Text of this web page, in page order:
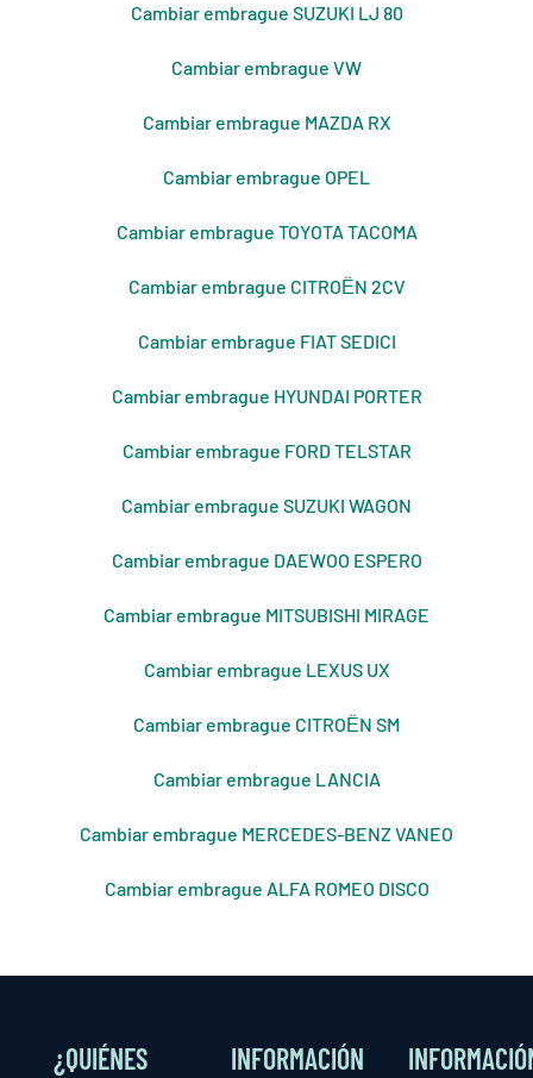
Cambiar embrague SUZUKI LJ 80
Cambiar embrague VW
Cambiar embrague MAZDA RX
Cambiar embrague OPEL
Cambiar embrague TOYOTA TACOMA
Cambiar embrague CITROЁN 2CV
Cambiar embrague FIAT SEDICI
Cambiar embrague HYUNDAI PORTER
Cambiar embrague FORD TELSTAR
Cambiar embrague SUZUKI WAGON
Cambiar embrague DAEWOO ESPERO
Cambiar embrague MITSUBISHI MIRAGE
Cambiar embrague LEXUS UX
Cambiar embrague CITROЁN SM
Cambiar embrague LANCIA
Cambiar embrague MERCEDES-BENZ VANEO
Cambiar embrague ALFA ROMEO DISCO
¿QUIÉNES
INFORMACIÓN